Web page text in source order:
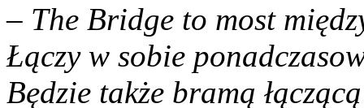
– The Bridge to most
Łączy w sobie
Będzie także bramą